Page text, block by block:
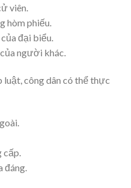
viên.
hòm phiếu.
đại biểu.
người khác.
luật, công dân có thể thực
đáng.